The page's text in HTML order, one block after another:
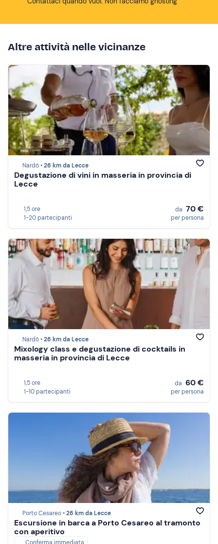
Altre attività nelle vicinanze
Nardò •26 km da Lecce
Degustazione di vini in masseria in provincia di
Lecce
1,5 ore
1-20 partecipanti
da 70 €
per persona
Nardò •26 km da Lecce
Mixology class e degustazione di cocktails in
masseria in provincia di Lecce
1,5 ore
1-10 partecipanti
da 60 €
per persona
Porto Cesareo •26 km da Lecce
Escursione in barca a Porto Cesareo al tramonto
con aperitivo